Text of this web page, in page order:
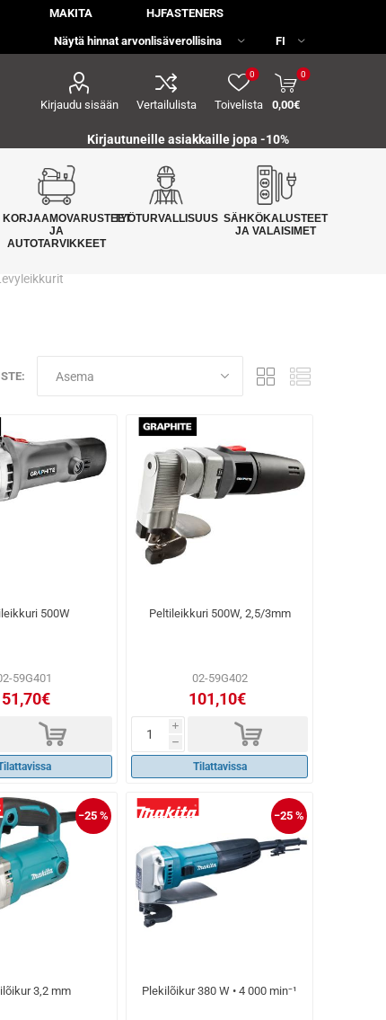
MAKITA HJFASTENERS
Kirjaudu sisään Vertailulista Toivelista
0 0
0,00€
Kirjautuneille asiakkaille jopa -10%
KORJAAMOVARUSTEET
JA
AUTOTARVIKKEET
TYÖTURVALLISUUS SÄHKÖKALUSTEET
JA VALAISIMET
500W
59G401
d
Peltileikkuri 500W, 2,5/3mm
02-59G402
101,10€
i
h d
Tilattavissa
−25 %
3,2 mm
−25 %
Plekilõikur 380 W • 4 000 min⁻¹